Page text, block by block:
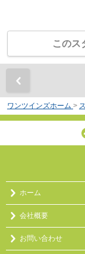
このス
ワンツインズホーム >
ホーム
会社概要
お問い合わせ